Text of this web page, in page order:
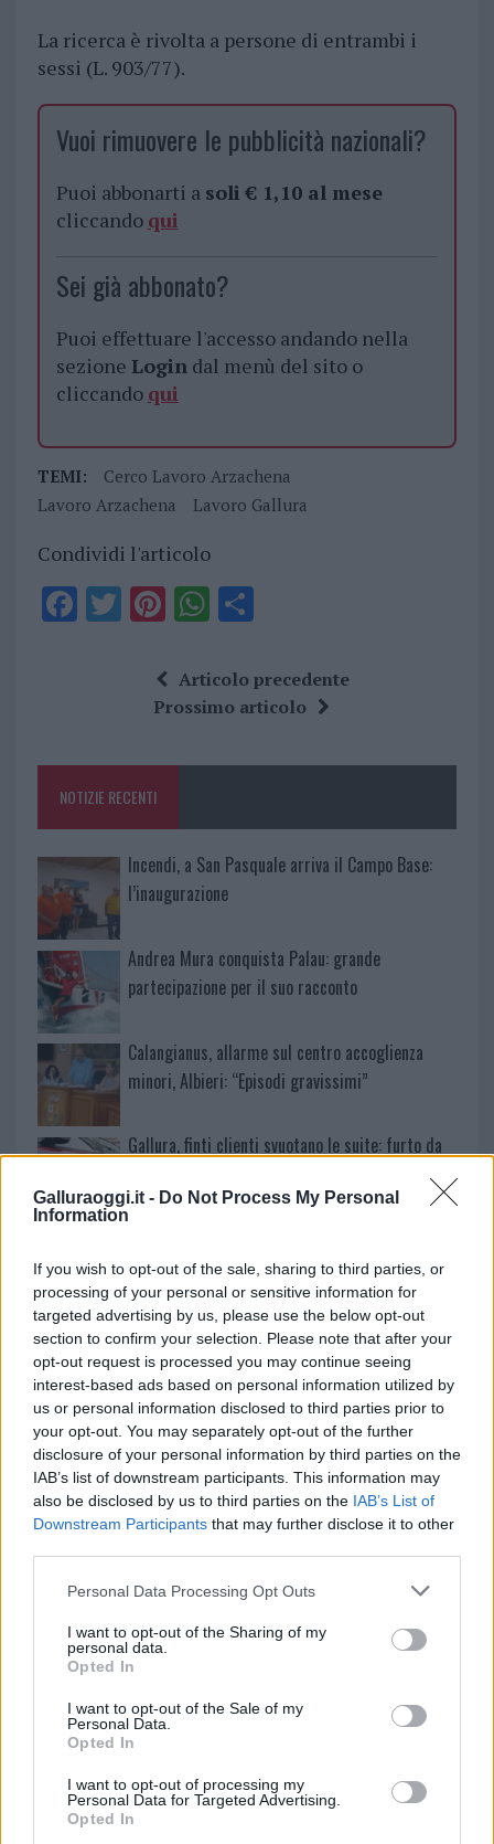
Galluraoggi.it - Do Not Process My Personal
Information
If you wish to opt-out of the sale, sharing to third parties, or
processing of your personal or sensitive information for
targeted advertising by us, please use the below opt-out
section to confirm your selection. Please note that after your
opt-out request is processed you may continue seeing
interest-based ads based on personal information utilized by
us or personal information disclosed to third parties prior to
your opt-out. You may separately opt-out of the further
disclosure of your personal information by third parties on the
IAB’s list of downstream participants. This information may
also be disclosed by us to third parties on the IAB’s List of
Downstream Participants that may further disclose it to other
Please note that this website/app uses one or more Google
not limited to your visit or usage behaviour. You may click to
grant or deny consent to Google and its third-party tags to
use your data for below specified purposes in below Google
consent section.
Personal Data Processing Opt Outs
I want to opt-out of the Sharing of my
personal data.
Opted In
I want to opt-out of the Sale of my
Personal Data.
Opted In
I want to opt-out of processing my
Personal Data for Targeted Advertising.
Opted In
La ricerca è rivolta a persone di entrambi i
sessi (L. 903/77).
Vuoi rimuovere le pubblicità nazionali?
Puoi abbonarti a soli € 1,10 al mese
cliccando qui
Sei già abbonato?
Puoi effettuare l'accesso andando nella
sezione Logindal menù del sito o
cliccando qui
TEMI:
Cerco Lavoro Arzachena
Lavoro Arzachena
Lavoro Gallura
Condividi l'articolo
F
o
k
T Pi
te
re
W
at
s
p
S
a
re
Articolo precedente
Prossimo articolo
NOTIZIE RECENTI
Incendi, a San Pasquale arriva il Campo Base:
l’inaugurazione
Andrea Mura conquista Palau: grande
partecipazione per il suo racconto
Calangianus, allarme sul centro accoglienza
minori, Albieri: “Episodi gravissimi”
Gallura, finti clienti svuotano le suite: furto da
protagonisti
Test tunnel Olbia: rampe chiuse ancora fino a
fine agosto
Aggius conquista la classifica delle mete più
amate dell’estate 2026
NECROLOGIE
Mario Malu